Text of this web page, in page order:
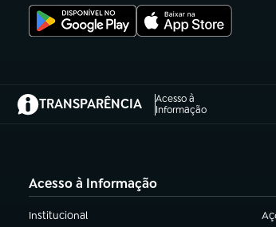
TRANSPARÊNCIA
Acesso à
Informação
(abre em nova aba)
Acesso à Informação
Institucional
(abre em nova aba)